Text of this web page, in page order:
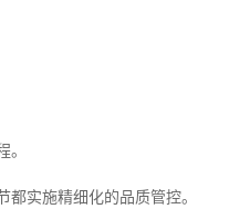
。
实施精细化的品质管控。